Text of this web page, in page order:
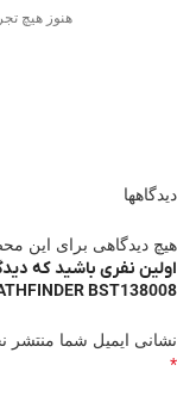
هنوز هیچ
دیدگاهها
هیچ دیدگاهی برای این
BST138008”
نشانی ایمیل شما منتشر
*